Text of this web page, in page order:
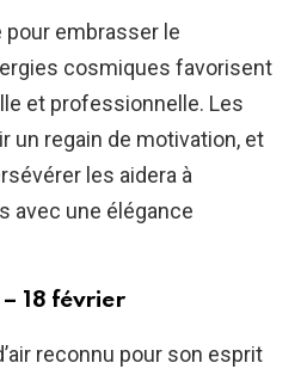
embrasser le
cosmiques favorisent
et professionnelle. Les
un regain de motivation, et
les aidera à
avec une élégance
18 février
reconnu pour son esprit